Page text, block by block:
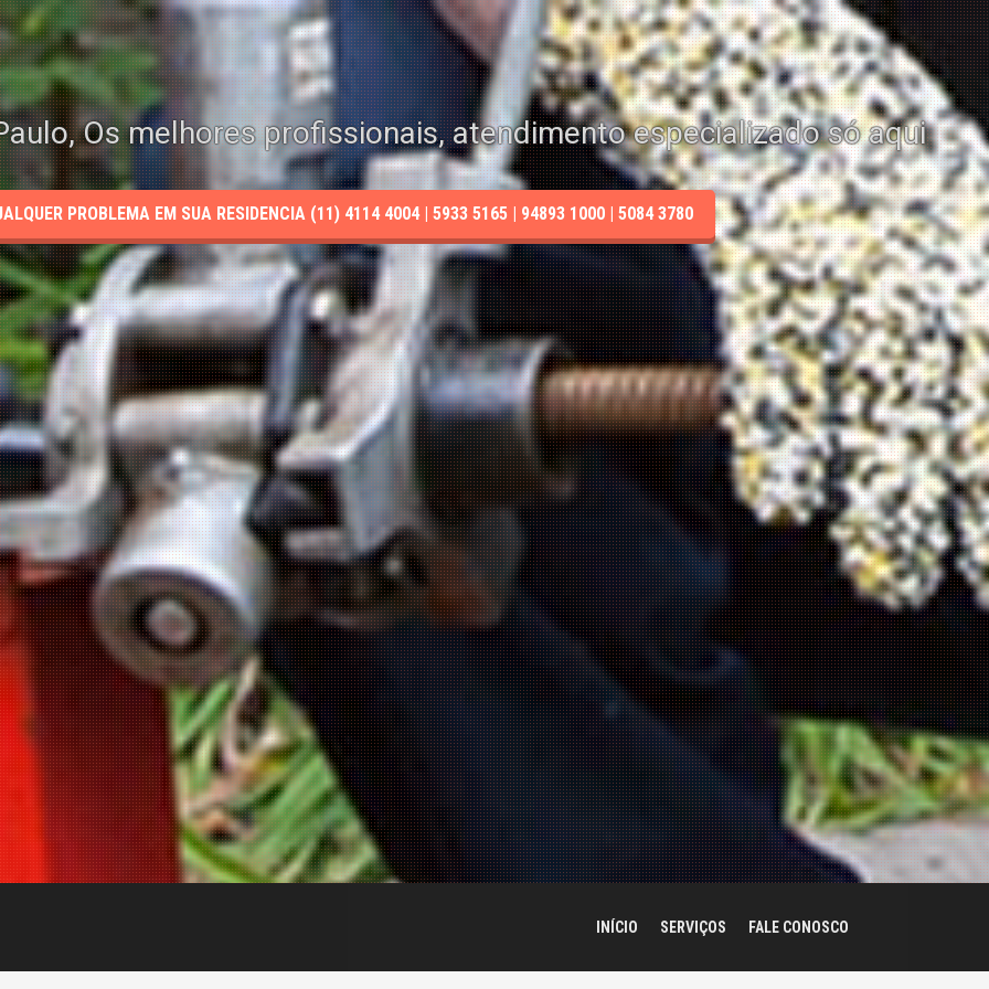
Os melhores profissionais, atendimento especializado só aqui
PROBLEMA EM SUA RESIDENCIA (11) 4114 4004 | 5933 5165 | 94893 1000 | 5084 3780
INÍCIO SERVIÇOS FALE CONOSCO